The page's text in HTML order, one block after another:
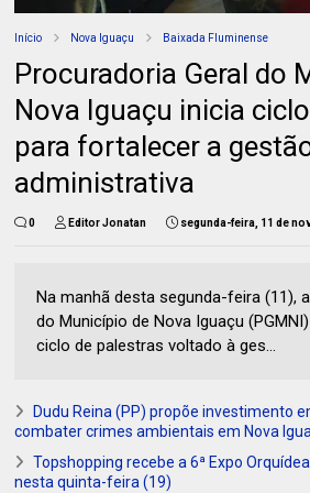
Início Nova Iguaçu Baixada Fluminense
Procuradoria Geral do
Nova Iguaçu inicia
para fortalecer a
administrativa
0 Editor Jonatan segunda-feira, 11 de
Na manhã desta segunda-feira (11),
do Município de Nova Iguaçu
ciclo de palestras voltado à ges...
Dudu Reina (PP) propõe investimento
combater crimes ambientais em Nova
Topshopping recebe a 6ª Expo
nesta quinta-feira (19)